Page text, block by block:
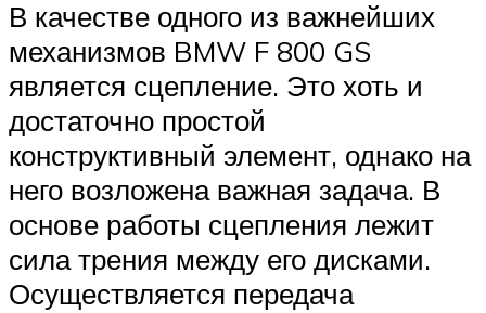
В качестве одного из важнейших
механизмов BMW F 800 GS
является сцепление. Это хоть и
достаточно простой
конструктивный элемент, однако на
него возложена важная задача. В
основе работы сцепления лежит
сила трения между его дисками.
Осуществляется передача